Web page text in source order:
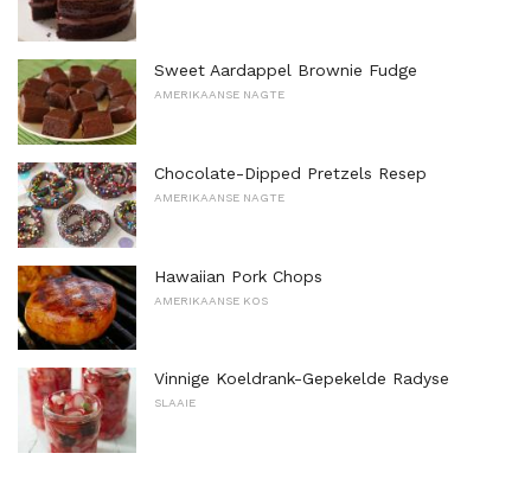
Sweet Aardappel Brownie Fudge
AMERIKAANSE NAGTE
Chocolate-Dipped Pretzels Resep
AMERIKAANSE NAGTE
Hawaiian Pork Chops
AMERIKAANSE KOS
Vinnige Koeldrank-Gepekelde Radyse
SLAAIE